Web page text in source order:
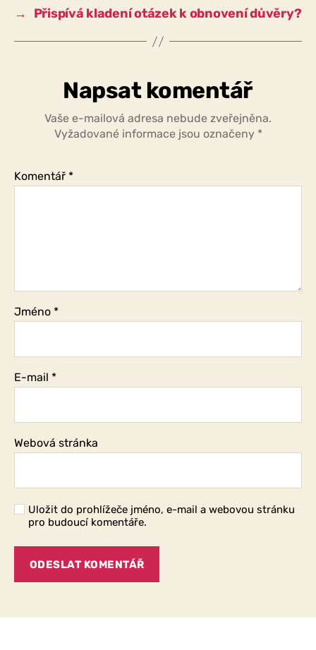
→
Přispívá kladení otázek k obnovení důvěry?
Napsat komentář
Vaše e-mailová adresa nebude zveřejněna.
Vyžadované informace jsou označeny *
Komentář *
Jméno *
E-mail *
Webová stránka
Uložit do prohlížeče jméno, e-mail a webovou stránku
pro budoucí komentáře.